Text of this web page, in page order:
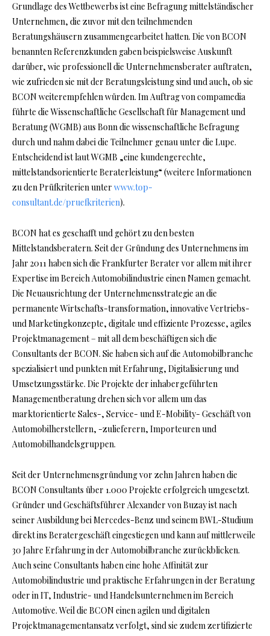
Grundlage des Wettbewerbs ist eine Befragung mittelständischer
Unternehmen, die zuvor mit den teilnehmenden
Beratungshäusern zusammengearbeitet hatten. Die von BCON
benannten Referenzkunden gaben beispielsweise Auskunft
darüber, wie professionell die Unternehmensberater auftraten,
wie zufrieden sie mit der Beratungsleistung sind und auch, ob sie
BCON weiterempfehlen würden. Im Auftrag von compamedia
führte die Wissenschaftliche Gesellschaft für Management und
Beratung (WGMB) aus Bonn die wissenschaftliche Befragung
durch und nahm dabei die Teilnehmer genau unter die Lupe.
Entscheidend ist laut WGMB „eine kundengerechte,
mittelstandsorientierte Beraterleistung“ (weitere Informationen
zu den Prüfkriterien unter www.top-
consultant.de/pruefkriterien).
BCON hat es geschafft und gehört zu den besten
Mittelstandsberatern. Seit der Gründung des Unternehmens im
Jahr 2011 haben sich die Frankfurter Berater vor allem mit ihrer
Expertise im Bereich Automobilindustrie einen Namen gemacht.
Die Neuausrichtung der Unternehmensstrategie an die
permanente Wirtschafts-transformation, innovative Vertriebs-
und Marketingkonzepte, digitale und effiziente Prozesse, agiles
Projektmanagement – mit all dem beschäftigen sich die
Consultants der BCON. Sie haben sich auf die Automobilbranche
spezialisiert und punkten mit Erfahrung, Digitalisierung und
Umsetzungsstärke. Die Projekte der inhabergeführten
Managementberatung drehen sich vor allem um das
marktorientierte Sales-, Service- und E-Mobility- Geschäft von
Automobilherstellern, -zulieferern, Importeuren und
Automobilhandelsgruppen.
Seit der Unternehmensgründung vor zehn Jahren haben die
BCON Consultants über 1.000 Projekte erfolgreich umgesetzt.
Gründer und Geschäftsführer Alexander von Buzay ist nach
seiner Ausbildung bei Mercedes-Benz und seinem BWL-Studium
direkt ins Beratergeschäft eingestiegen und kann auf mittlerweile
30 Jahre Erfahrung in der Automobilbranche zurückblicken.
Auch seine Consultants haben eine hohe Affinität zur
Automobilindustrie und praktische Erfahrungen in der Beratung
oder in IT, Industrie- und Handelsunternehmen im Bereich
Automotive. Weil die BCON einen agilen und digitalen
Projektmanagementansatz verfolgt, sind sie zudem zertifizierte